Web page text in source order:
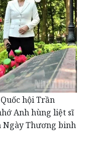
hội Trần
Anh hùng liệt sĩ
Ngày Thương binh